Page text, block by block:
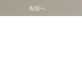
先頭へ